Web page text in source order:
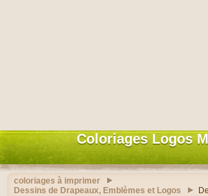
Coloriages Logos
coloriages à imprimer
Dessins de Drapeaux, Emblèmes et Logos